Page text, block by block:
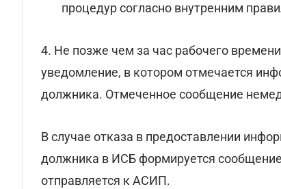
процедур согласно внутренним
4. Не позже чем за час рабочего
уведомление, в котором отмечается
должника. Отмеченное сообщение
В случае отказа в предоставлении
должника в ИСБ формируется
отправляется к АСИП.